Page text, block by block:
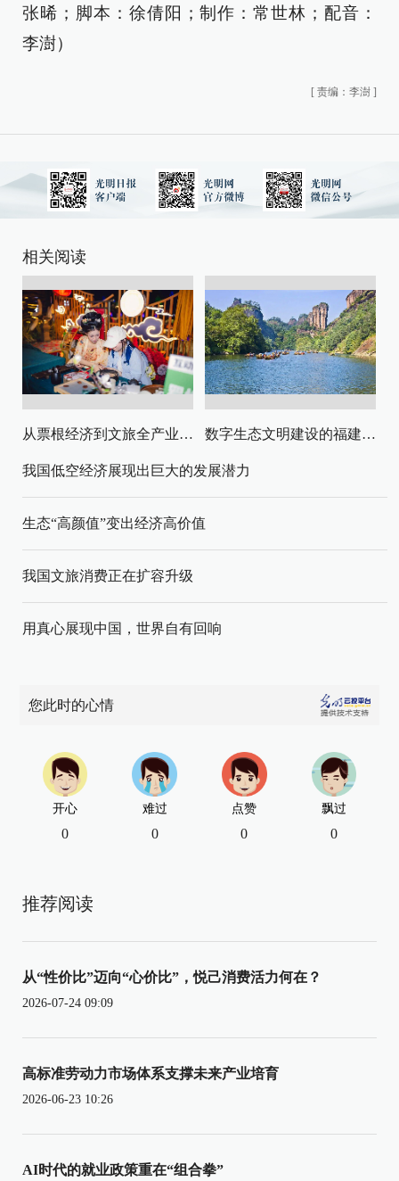
张晞；脚本：徐倩阳；制作：常世林；配音：
李澍）
[ 责编：李澍 ]
相关阅读
从票根经济到文旅全产业链升级 数字生态文明建设的福建路径与启示
我国低空经济展现出巨大的发展潜力
生态“高颜值”变出经济高价值
我国文旅消费正在扩容升级
用真心展现中国，世界自有回响
您此时的心情
开心
0
难过
0
点赞
0
飘过
0
推荐阅读
从“性价比”迈向“心价比”，悦己消费活力何在？
2026-07-24 09:09
高标准劳动力市场体系支撑未来产业培育
2026-06-23 10:26
AI时代的就业政策重在“组合拳”